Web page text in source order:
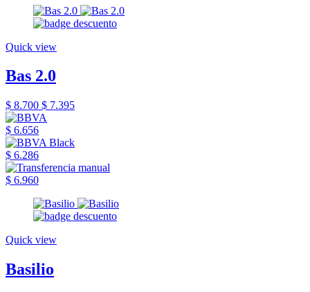
Quick view
Bas 2.0
$ 8.700 $ 7.395
$ 6.656
$ 6.286
$ 6.960
Quick view
Basilio